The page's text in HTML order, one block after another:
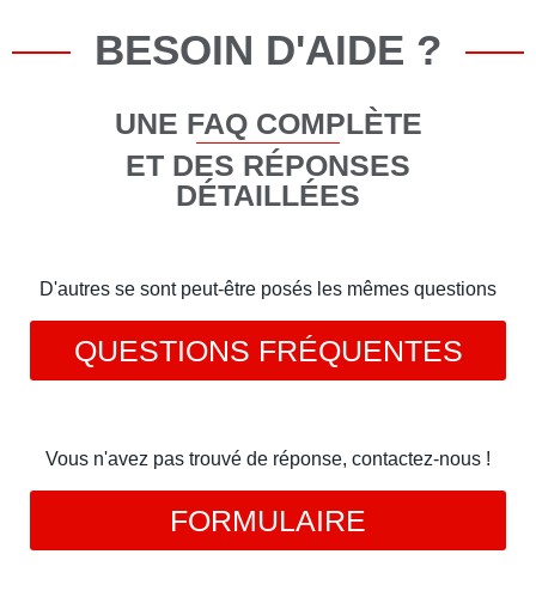
BESOIN D'AIDE ?
UNE FAQ COMPLÈTE
ET DES RÉPONSES
DÉTAILLÉES
D'autres se sont peut-être posés les mêmes questions
QUESTIONS FRÉQUENTES
Vous n'avez pas trouvé de réponse, contactez-nous !
FORMULAIRE